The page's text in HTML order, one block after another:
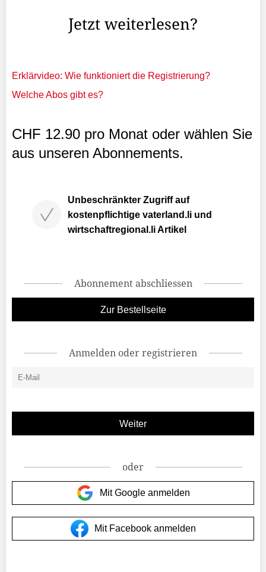
Jetzt weiterlesen?
Erklärvideo: Wie funktioniert die Registrierung?
Welche Abos gibt es?
CHF 12.90 pro Monat oder wählen Sie
aus unseren Abonnements.
Unbeschränkter Zugriff auf
kostenpflichtige vaterland.li und
wirtschaftregional.li Artikel
Abonnement abschliessen
Zur Bestellseite
Anmelden oder registrieren
oder
Mit Google anmelden
Mit Facebook anmelden